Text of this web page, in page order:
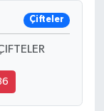
Çifteler